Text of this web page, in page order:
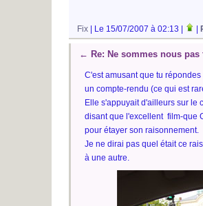
Fix | Le 15/07/2007 à 02:13 | |
← Re: Ne sommes nous
C'est amusant que tu
un compte-rendu (ce qui est
Elle s'appuyait d'ailleurs sur le
disant que l'excellent film-que
pour étayer son raisonnement.
Je ne dirai pas quel était ce
à une autre.